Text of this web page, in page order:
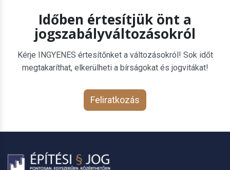
Időben értesítjük önt a
jogszabályváltozásokról
Kérje INGYENES értesítőnket a változásokról! Sok időt
megtakaríthat, elkerülheti a bírságokat és jogvitákat!
Feliratkozás